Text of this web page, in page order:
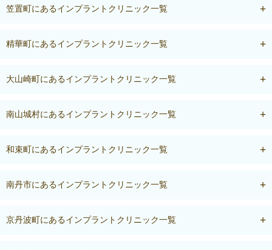
笠置町にあるインプラントクリニック一覧
精華町にあるインプラントクリニック一覧
大山崎町にあるインプラントクリニック一覧
南山城村にあるインプラントクリニック一覧
和束町にあるインプラントクリニック一覧
南丹市にあるインプラントクリニック一覧
京丹波町にあるインプラントクリニック一覧